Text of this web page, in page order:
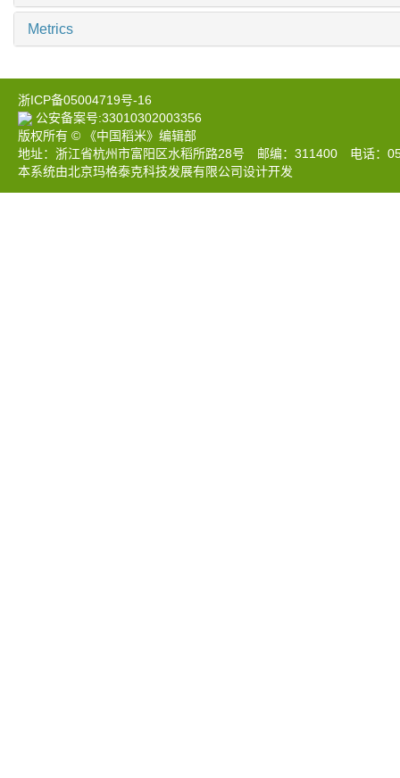
Metrics
浙ICP备05004719号-16
公安备案号:33010302003356
版权所有 © 《中国稻米》编辑部
地址：浙江省杭州市富阳区水稻所路28号 邮编：311400 电话：
本系统由北京玛格泰克科技发展有限公司设计开发